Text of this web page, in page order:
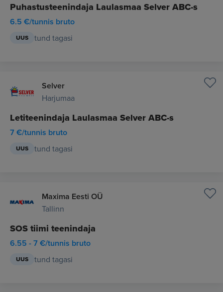
Puhastusteenindaja Laulasmaa Selver ABC-s
6.5 €/tunnis bruto
UUS tund tagasi
Selver
Harjumaa
Letiteenindaja Laulasmaa Selver ABC-s
7 €/tunnis bruto
UUS tund tagasi
Maxima Eesti OÜ
Tallinn
SOS tiimi teenindaja
6.55 - 7 €/tunnis bruto
UUS tund tagasi